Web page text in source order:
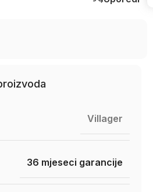
Villager
36 mjeseci garancije